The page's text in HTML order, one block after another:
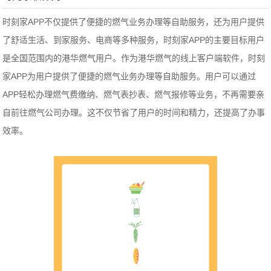
时刻家APP不仅提供了便捷的燃气业务办理等自助服务，还为用户提供
了舒适生活、到家服务、电商等多种服务，时刻家APP的主要目标用户
是全国范围内的港华燃气用户。作为港华燃气的线上客户端软件，时刻
家APP为用户提供了便捷的燃气业务办理等自助服务。用户可以通过
APP轻松办理燃气费缴纳、燃气表抄表、燃气报修等业务，不再需要亲
自前往燃气公司办理。这不仅节省了用户的时间和精力，还提高了办事
效率。